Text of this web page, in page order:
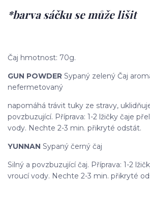
*barva sáčku se může lišit
Čaj hmotnost: 70g.
GUN POWDER Sypaný zelený Čaj
nefermetovaný
napomáhá trávit tuky ze stravy,
povzbuzující. Příprava: 1-2 lžičky čaje
vody. Nechte 2-3 min. přikryté odstát.
YUNNAN Sypaný černý čaj
Silný a povzbuzující čaj. Příprava: 1-2
vroucí vody. Nechte 2-3 min. přikryté